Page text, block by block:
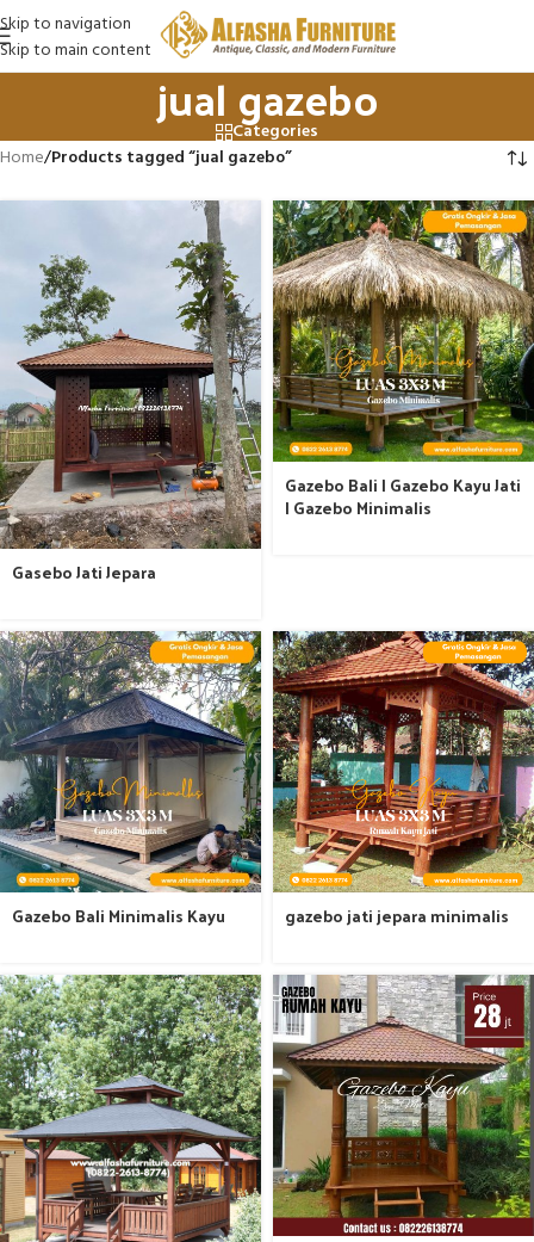
Skip to navigation
Skip to main content
jual gazebo
Categories
Home/Products tagged “jual gazebo”
Gasebo Jati Jepara
Gazebo Bali | Gazebo Kayu Jati
| Gazebo Minimalis
Gazebo Bali Minimalis Kayu gazebo jati jepara minimalis